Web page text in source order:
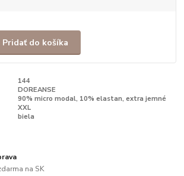
Pridať do košíka
144
DOREANSE
90% micro modal, 10% elastan, extra jemné
XXL
biela
na SK